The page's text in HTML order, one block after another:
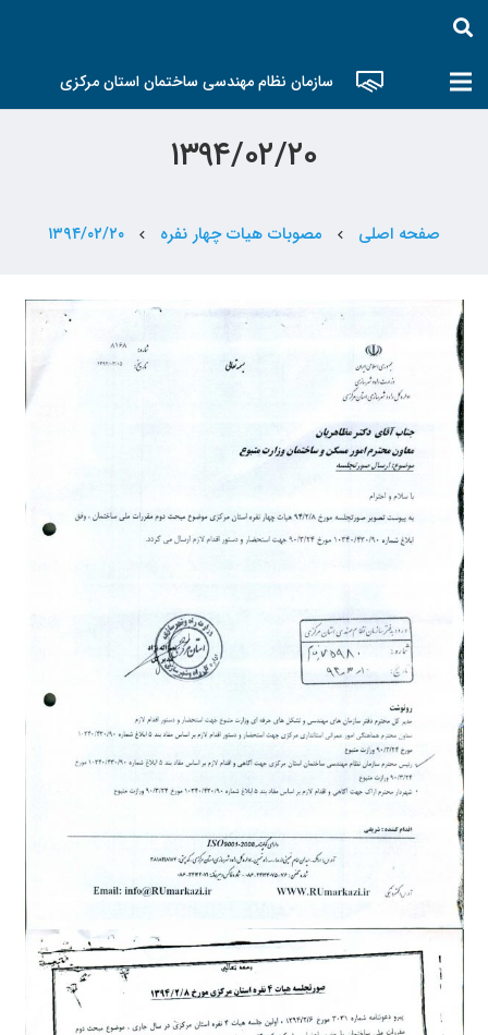
سازمان نظام مهندسی ساختمان استان مرکزی
۱۳۹۴/۰۲/۲۰
صفحه اصلی chevron_left مصوبات هیات چهار نفره chevron_left ۱۳۹۴/۰۲/۲۰